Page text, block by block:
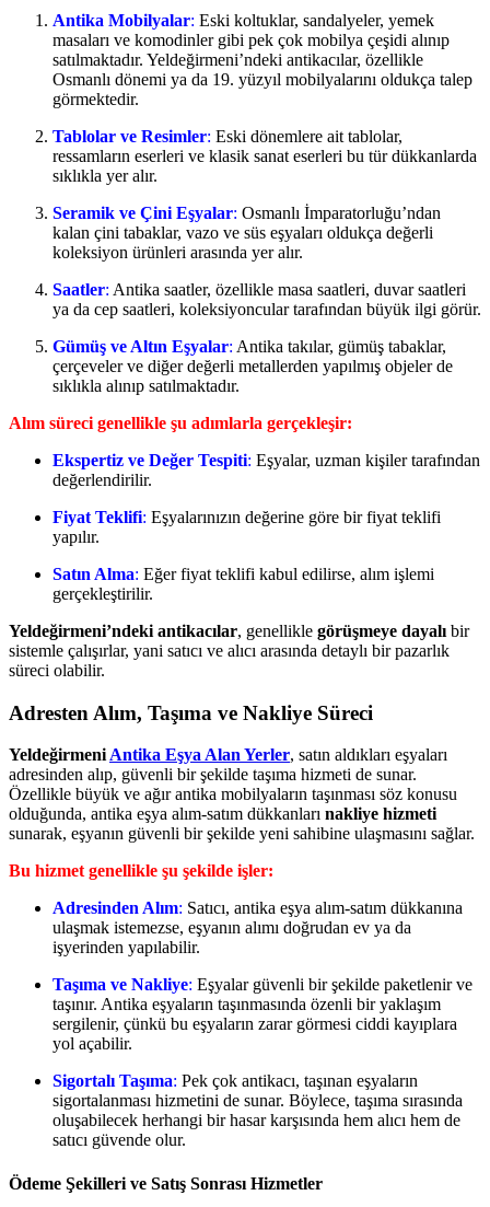
Antika Mobilyalar: Eski koltuklar, sandalyeler, yemek
masaları ve komodinler gibi pek çok mobilya çeşidi alınıp
satılmaktadır. Yeldeğirmeni’ndeki antikacılar, özellikle
Osmanlı dönemi ya da 19. yüzyıl mobilyalarını oldukça talep
görmektedir.
Tablolar ve Resimler: Eski dönemlere ait tablolar,
ressamların eserleri ve klasik sanat eserleri bu tür dükkanlarda
sıklıkla yer alır.
Seramik ve Çini Eşyalar: Osmanlı İmparatorluğu’ndan
kalan çini tabaklar, vazo ve süs eşyaları oldukça değerli
koleksiyon ürünleri arasında yer alır.
Saatler: Antika saatler, özellikle masa saatleri, duvar saatleri
ya da cep saatleri, koleksiyoncular tarafından büyük ilgi görür.
Gümüş ve Altın Eşyalar: Antika takılar, gümüş tabaklar,
çerçeveler ve diğer değerli metallerden yapılmış objeler de
sıklıkla alınıp satılmaktadır.
Alım süreci genellikle şu adımlarla gerçekleşir:
Ekspertiz ve Değer Tespiti: Eşyalar, uzman kişiler tarafından
değerlendirilir.
Fiyat Teklifi: Eşyalarınızın değerine göre bir fiyat teklifi
yapılır.
Satın Alma: Eğer fiyat teklifi kabul edilirse, alım işlemi
gerçekleştirilir.
Yeldeğirmeni’ndeki antikacılar, genellikle görüşmeye dayalı bir
sistemle çalışırlar, yani satıcı ve alıcı arasında detaylı bir pazarlık
süreci olabilir.
Adresten Alım, Taşıma ve Nakliye Süreci
Yeldeğirmeni Antika Eşya Alan Yerler, satın aldıkları eşyaları
adresinden alıp, güvenli bir şekilde taşıma hizmeti de sunar.
Özellikle büyük ve ağır antika mobilyaların taşınması söz konusu
olduğunda, antika eşya alım-satım dükkanları nakliye hizmeti
sunarak, eşyanın güvenli bir şekilde yeni sahibine ulaşmasını sağlar.
Bu hizmet genellikle şu şekilde işler:
Adresinden Alım: Satıcı, antika eşya alım-satım dükkanına
ulaşmak istemezse, eşyanın alımı doğrudan ev ya da
işyerinden yapılabilir.
Taşıma ve Nakliye: Eşyalar güvenli bir şekilde paketlenir ve
taşınır. Antika eşyaların taşınmasında özenli bir yaklaşım
sergilenir, çünkü bu eşyaların zarar görmesi ciddi kayıplara
yol açabilir.
Sigortalı Taşıma: Pek çok antikacı, taşınan eşyaların
sigortalanması hizmetini de sunar. Böylece, taşıma sırasında
oluşabilecek herhangi bir hasar karşısında hem alıcı hem de
satıcı güvende olur.
Ödeme Şekilleri ve Satış Sonrası Hizmetler